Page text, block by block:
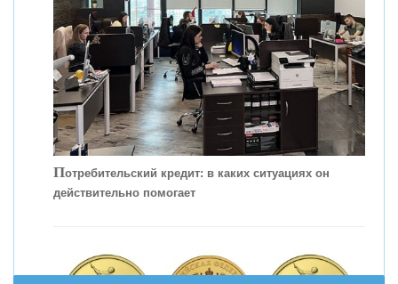
Потребительский кредит: в каких ситуациях он
действительно помогает